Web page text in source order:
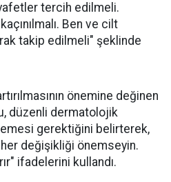
tercih edilmeli.
Ben ve cilt
takip edilmeli" şeklinde
önemine değinen
düzenli dermatolojik
gerektiğini belirterek,
değişikliği önemseyin.
ifadelerini kullandı.